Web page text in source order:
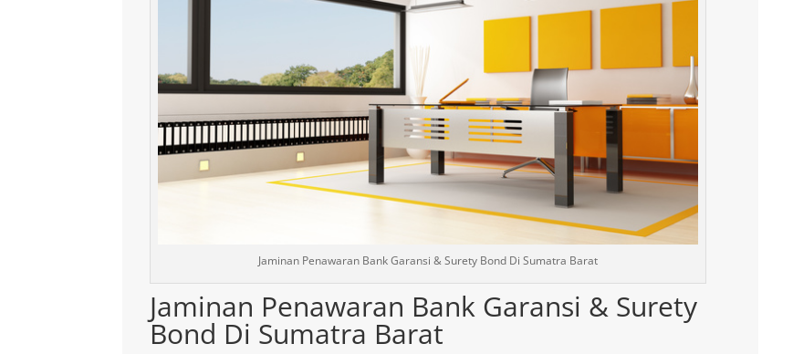
Jaminan Penawaran Bank Garansi & Surety Bond Di Sumatra Barat
Jaminan Penawaran Bank Garansi & Surety
Bond Di Sumatra Barat